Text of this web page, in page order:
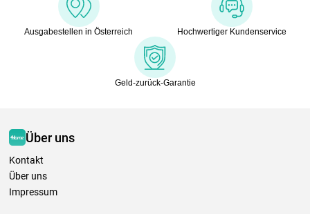
Ausgabestellen in Österreich Hochwertiger Kundenservice
Geld-zurück-Garantie
Über uns
Kontakt
Über uns
Impressum